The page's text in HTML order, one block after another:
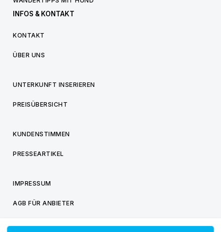
INFOS & KONTAKT
KONTAKT
ÜBER UNS
UNTERKUNFT INSERIEREN
PREISÜBERSICHT
KUNDENSTIMMEN
PRESSEARTIKEL
IMPRESSUM
AGB FÜR ANBIETER